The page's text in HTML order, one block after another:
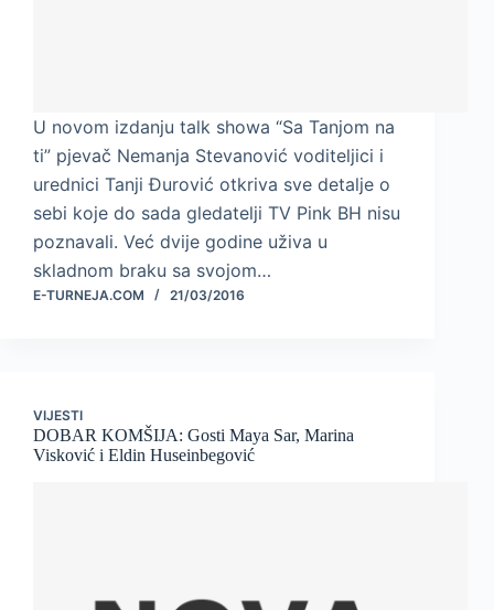
U novom izdanju talk showa “Sa Tanjom na
ti” pjevač Nemanja Stevanović voditeljici i
urednici Tanji Đurović otkriva sve detalje o
sebi koje do sada gledatelji TV Pink BH nisu
poznavali. Već dvije godine uživa u
skladnom braku sa svojom…
E-TURNEJA.COM 21/03/2016
VIJESTI
DOBAR KOMŠIJA: Gosti Maya Sar, Marina
Visković i Eldin Huseinbegović